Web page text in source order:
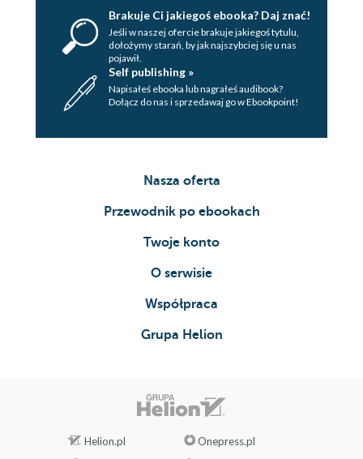
Rozdział czterdziesty ósmy
Rozdział czterdziesty dziewiąty
Podziękowania
Strona redakcyjna
Brakuje Ci jakiegoś ebooka? Daj znać!
Jeśli w naszej ofercie brakuje jakiegoś tytulu,
dołożymy starań, by jak najszybciej się u nas
pojawił.
Self publishing »
Napisałeś ebooka lub nagrałeś audibook?
Dołącz do nas i sprzedawaj go w Ebookpoint!
Nasza oferta
Przewodnik po ebookach
Twoje konto
O serwisie
Współpraca
Grupa Helion
Helion.pl Onepress.pl